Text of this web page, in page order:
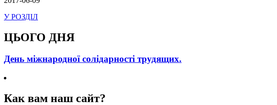
У РОЗДІЛ
ЦЬОГО ДНЯ
День міжнародної солідарності трудящих.
Как вам наш сайт?